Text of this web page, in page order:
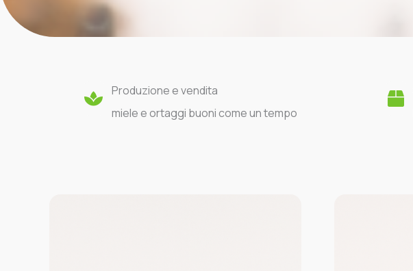
Produzione e vendita
miele e ortaggi buoni come un tempo